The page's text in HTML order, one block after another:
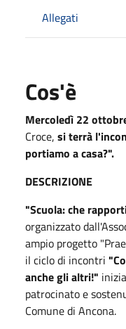
Allegati
Cos'è
Mercoledì 22
Croce, si terrà
portiamo a casa?".
DESCRIZIONE
"Scuola: che
organizzato
ampio progetto
il ciclo di incontri
anche gli altri!"
patrocinato e
Comune di Ancona.